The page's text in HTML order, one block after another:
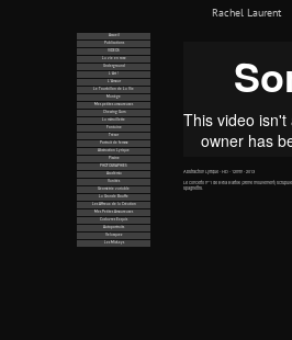
Rachel Laurent
Accueil
Publications
VIDÉOS
La vie en rose
Underground
L’Art !
L'Amour
Le Tourbillon de La Vie
Manège
Mes petites amoureuses
Chewing Gum
La mitraillette
Fontaine
Trésor
Portrait de femme
Abstraction Lyrique
Piscine
PHOTOGRAPHIES
Académia
Vanités
Géométrie variable
La Grande Bouffe
Les Affreux de la Création
Mes Petites Amoureuses
Cadavres Exquis
Autoportraits
Velasquez
Les Mickeys
Abstraction Lyrique - HD - 12min - 2013
Le concerto n°1 de Béla Bartok (2ème mouvement)
spaghettis.